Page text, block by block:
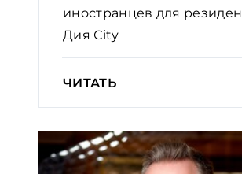
иностранцев для
Дия Сity
ЧИТАТЬ